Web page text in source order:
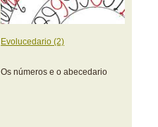
Evolucedario (2)
Os números e o abecedario